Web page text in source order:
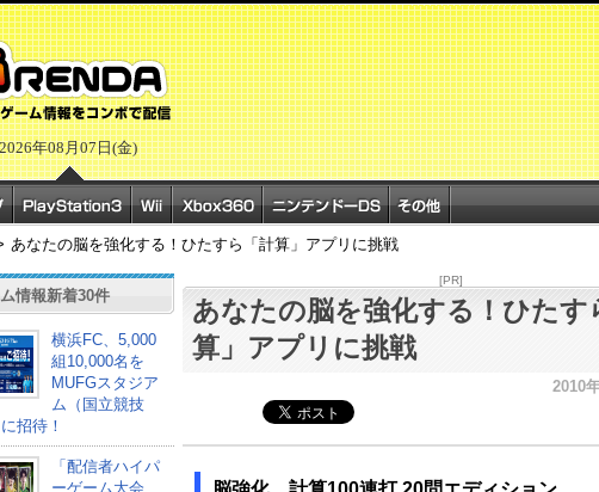
年08月07日(金)
あなたの脳を強化する！ひたすら「計算」アプリに挑戦
情報新着30件
横浜FC、5,000
組10,000名を
MUFGスタジア
ム（国立競技
招待！
「配信者ハイパ
ーゲーム大会
[PR]
あなたの脳を強化する！ひたす
算」アプリに挑戦
2010